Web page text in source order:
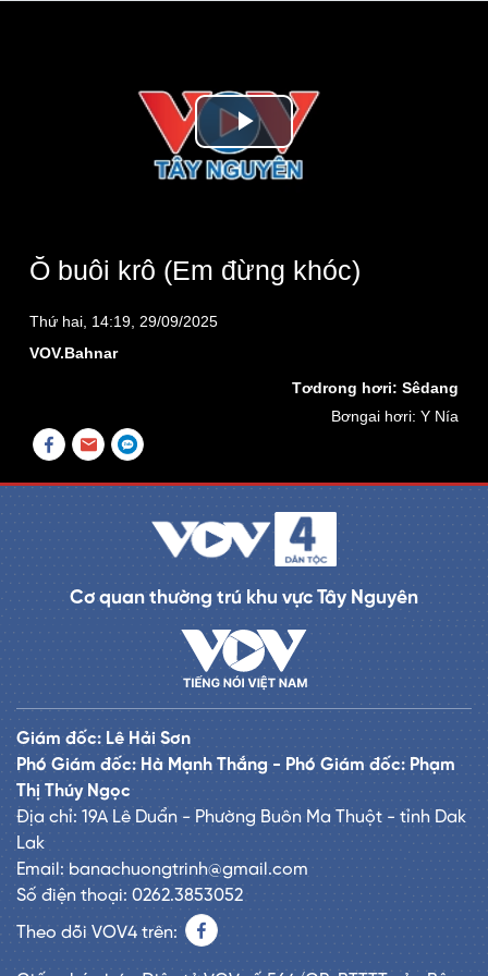
Play
Ŏ buôi krô (Em đừng khóc)
Thứ hai, 14:19, 29/09/2025
VOV.Bahnar
Tơdrong hơri: Sêdang
Bơngai hơri: Y Nía
Cơ quan thường trú khu vực Tây Nguyên
Giám đốc: Lê Hải Sơn
Phó Giám đốc: Hà Mạnh Thắng - Phó Giám đốc: Phạm
Thị Thúy Ngọc
Địa chỉ: 19A Lê Duẩn - Phường Buôn Ma Thuột - tỉnh Dak
Lak
Email: banachuongtrinh@gmail.com
Số điện thoại: 0262.3853052
Theo dõi VOV4 trên: